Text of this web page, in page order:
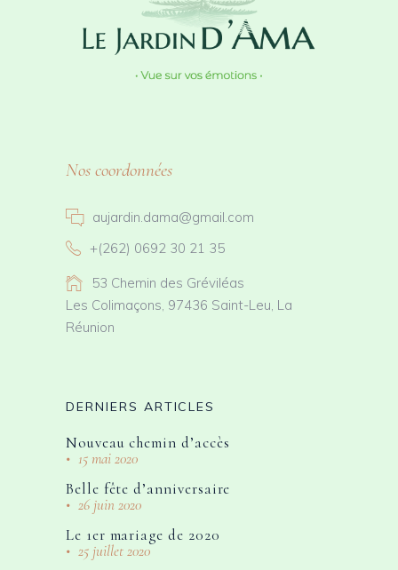
Nos coordonnées
aujardin.dama@gmail.com
+(262) 0692 30 21 35
53 Chemin des Gréviléas
Les Colimaçons, 97436 Saint-Leu, La
Réunion
DERNIERS ARTICLES
Nouveau chemin d’accès
15 mai 2020
Belle fête d’anniversaire
26 juin 2020
Le 1er mariage de 2020
25 juillet 2020